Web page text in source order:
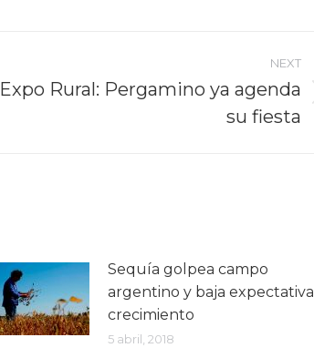
NEXT
Next
Expo Rural: Pergamino ya agenda
su fiesta
Sequía golpea campo
argentino y baja expectativa
crecimiento
5 abril, 2018